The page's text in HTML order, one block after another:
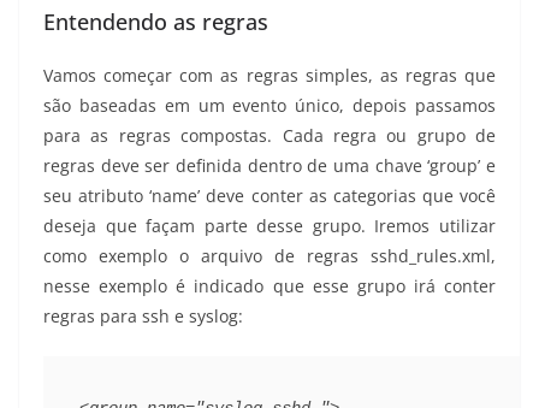
Entendendo as regras
Vamos começar com as regras simples, as regras que
são baseadas em um evento único, depois passamos
para as regras compostas. Cada regra ou grupo de
regras deve ser definida dentro de uma chave ‘group’ e
seu atributo ‘name’ deve conter as categorias que você
deseja que façam parte desse grupo. Iremos utilizar
como exemplo o arquivo de regras sshd_rules.xml,
nesse exemplo é indicado que esse grupo irá conter
regras para ssh e syslog: